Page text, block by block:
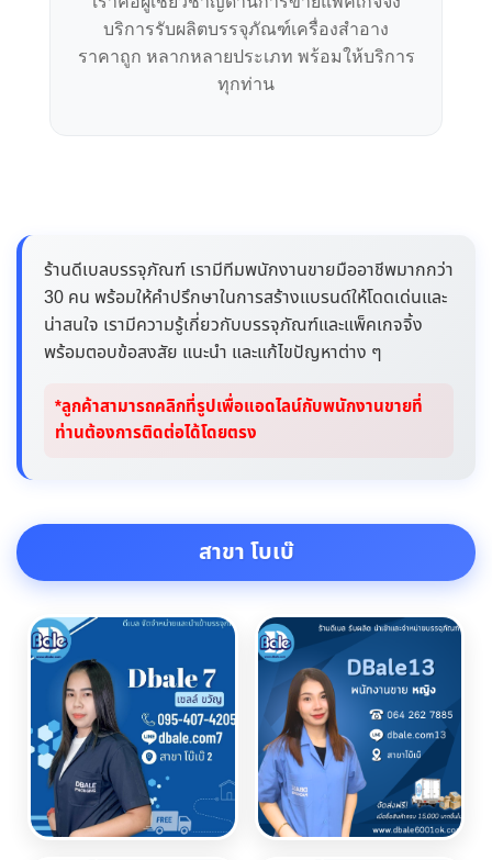
บริการรับผลิตบรรจุภัณฑ์เครื่องสำอาง
ราคาถูก หลากหลายประเภท พร้อมให้บริการ
ทุกท่าน
ร้านดีเบลบรรจุภัณฑ์ เรามีทีมพนักงานขายมืออาชีพมากกว่า
30 คน พร้อมให้คำปรึกษาในการสร้างแบรนด์ให้โดดเด่นและ
น่าสนใจ เรามีความรู้เกี่ยวกับบรรจุภัณฑ์และแพ็คเกจจิ้ง
พร้อมตอบข้อสงสัย แนะนำ และแก้ไขปัญหาต่าง ๆ
*ลูกค้าสามารถคลิกที่รูปเพื่อแอดไลน์กับพนักงานขายที่
ท่านต้องการติดต่อได้โดยตรง
สาขา โบเบ๊